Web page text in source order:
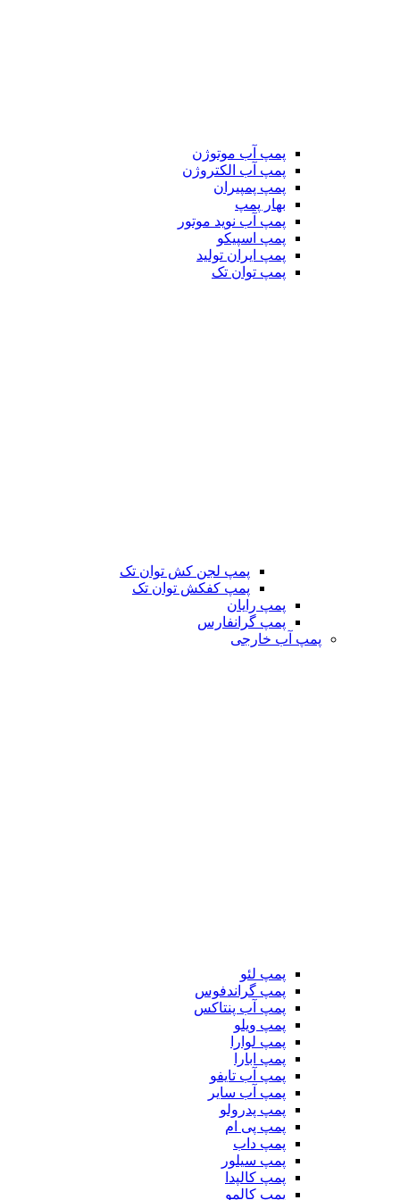
پمپ آب موتوژن
پمپ آب الکتروژن
پمپ پمپیران
بهار پمپ
پمپ آب نوید موتور
پمپ اسپیکو
پمپ ایران تولید
پمپ توان تک
پمپ لجن کش توان تک
پمپ کفکش توان تک
پمپ رایان
پمپ گرانفارس
پمپ آب خارجی
پمپ لئو
پمپ گراندفوس
پمپ آب پنتاکس
پمپ ویلو
پمپ لوارا
پمپ ابارا
پمپ آب تایفو
پمپ آب سایر
پمپ پدرولو
پمپ پی ام
پمپ داب
پمپ سیلور
پمپ کالپدا
پمپ کالمو